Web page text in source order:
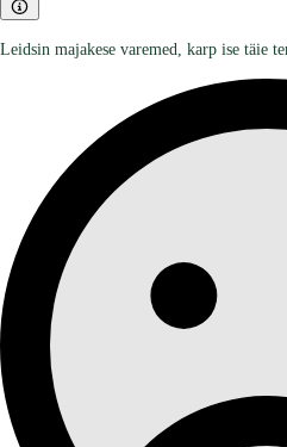
Leidsin majakese varemed, karp ise täie